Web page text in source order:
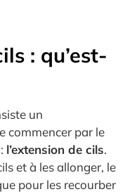
: qu’est-
un
commencer par le
l’extension de cils.
et à les allonger, le
pour les recourber